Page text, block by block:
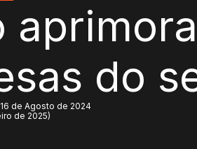
do
de Agosto de 2024
de 2025)